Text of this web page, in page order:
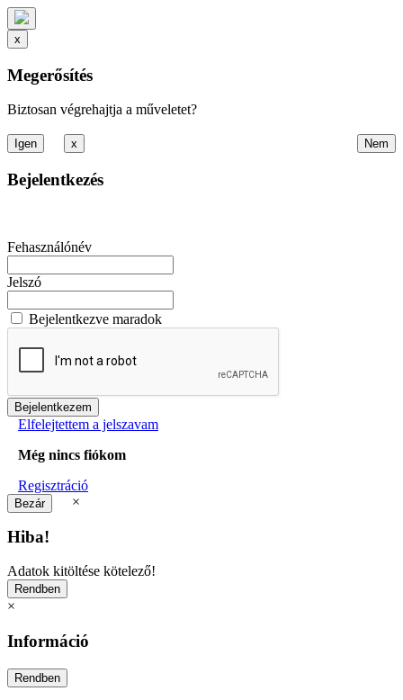
x
Megerősítés
Biztosan végrehajtja a műveletet?
x
Bejelentkezés
Fehasználónév
Jelszó
Bejelentkezve maradok
Elfelejtettem a jelszavam
Még nincs fiókom
Regisztráció
×
Hiba!
Adatok kitöltése kötelező!
×
Információ